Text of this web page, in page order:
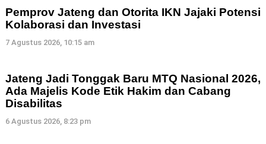
Pemprov Jateng dan Otorita IKN Jajaki Potensi
Kolaborasi dan Investasi
7 Agustus 2026, 10:15 am
Jateng Jadi Tonggak Baru MTQ Nasional 2026,
Ada Majelis Kode Etik Hakim dan Cabang
Disabilitas
6 Agustus 2026, 8:23 pm